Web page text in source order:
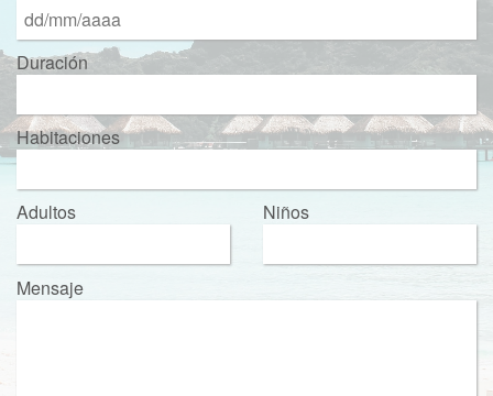
Duración
Habitaciones
Adultos Niños
Mensaje